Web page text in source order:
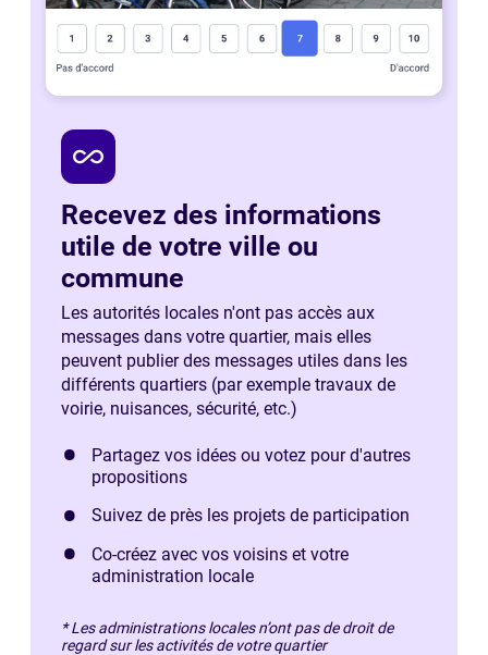
all_inclusive
Recevez des informations
utile de votre ville ou
commune
Les autorités locales n'ont pas accès aux
messages dans votre quartier, mais elles
peuvent publier des messages utiles dans les
différents quartiers (par exemple travaux de
voirie, nuisances, sécurité, etc.)
Partagez vos idées ou votez pour d'autres
propositions
Suivez de près les projets de participation
Co-créez avec vos voisins et votre
administration locale
* Les administrations locales n’ont pas de droit de
regard sur les activités de votre quartier